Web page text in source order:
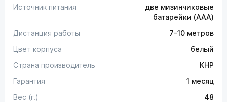
Источник питания
две мизинчиковые
батарейки (AAA)
Дистанция работы
7-10 метров
Цвет корпуса
белый
Страна производитель
КНР
Гарантия
1 месяц
Вес (г.)
48